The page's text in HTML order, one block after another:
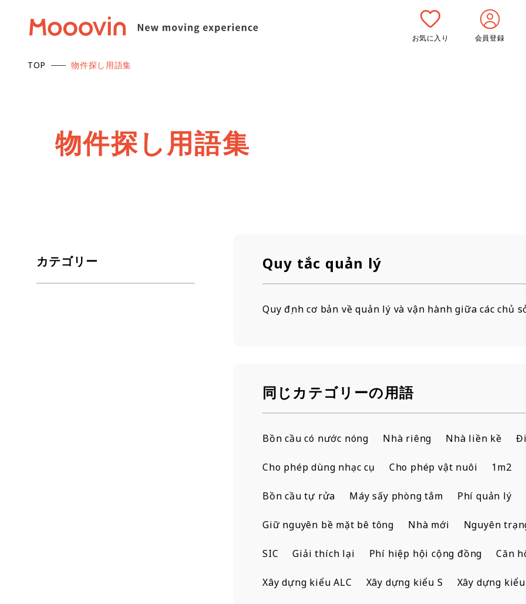
お気に入り 会員登録
TOP 物件探し用語集
物件探し用語集
カテゴリー Quy tắc quản lý
Quy định cơ bản về quản lý và vận hành giữa các chủ
同じカテゴリーの用語
Bồn cầu có nước nóng Nhà riêng Nhà liền kề
Cho phép dùng nhạc cụ Cho phép vật nuôi 1m2
Bồn cầu tự rửa Máy sấy phòng tắm Phí quản lý
Giữ nguyên bề mặt bê tông Nhà mới Nguyên
SIC Giải thích lại Phí hiệp hội cộng đồng Căn
Xây dựng kiểu ALC Xây dựng kiểu S Xây dựng kiểu